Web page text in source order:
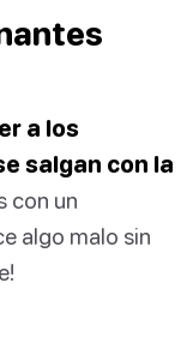
a los
salgan con la
con un
algo malo sin